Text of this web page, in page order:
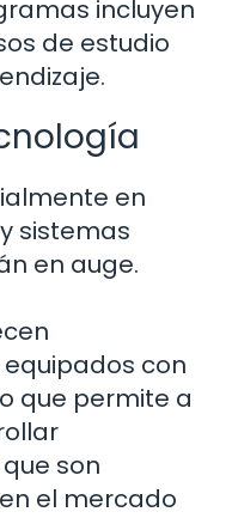
incluyen
de estudio
en
sistemas
en auge.
con
que permite a
son
el mercado